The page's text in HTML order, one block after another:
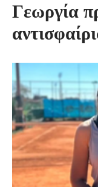
Γεωργία